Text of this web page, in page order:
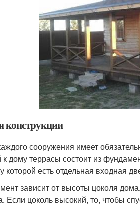
конструкции
сооружения имеет
к дому террасы состоит из
которой есть отдельная входная
зависит от высоты цоколя
Если цоколь высокий, то, чтобы